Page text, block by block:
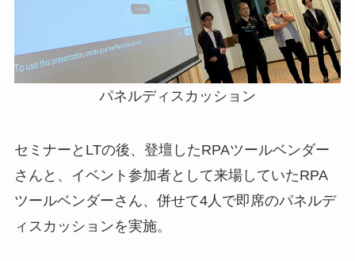
パネルディスカッション
セミナーとLTの後、登壇したRPAツールベンダー
さんと、イベント参加者として来場していたRPA
ツールベンダーさん、併せて4人で即席のパネルデ
ィスカッションを実施。